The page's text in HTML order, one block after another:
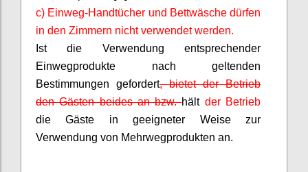
c) Einweg-Handtücher und Bettwäsche dürfen
in den Zimmern nicht verwendet werden.
Ist die Verwendung entsprechender
Einwegprodukte nach geltenden
Bestimmungen gefordert, bietet der Betrieb
den Gästen beides an bzw.hält der Betrieb
die Gäste in geeigneter Weise zur
Verwendung von Mehrwegprodukten an.